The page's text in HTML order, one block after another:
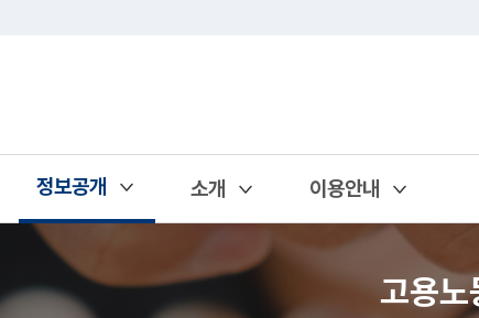
정보공개
열기 소개
열기
이용안내
열기
고용노